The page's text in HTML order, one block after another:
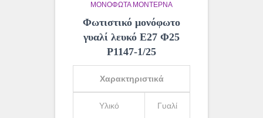
ΜΟΝΌΦΩΤΑ ΜΟΝΤΈΡΝΑ
Φωτιστικό μονόφωτο
γυαλί λευκό Ε27 Φ25
Ρ1147-1/25
Χαρακτηριστικά
Υλικό Γυαλί